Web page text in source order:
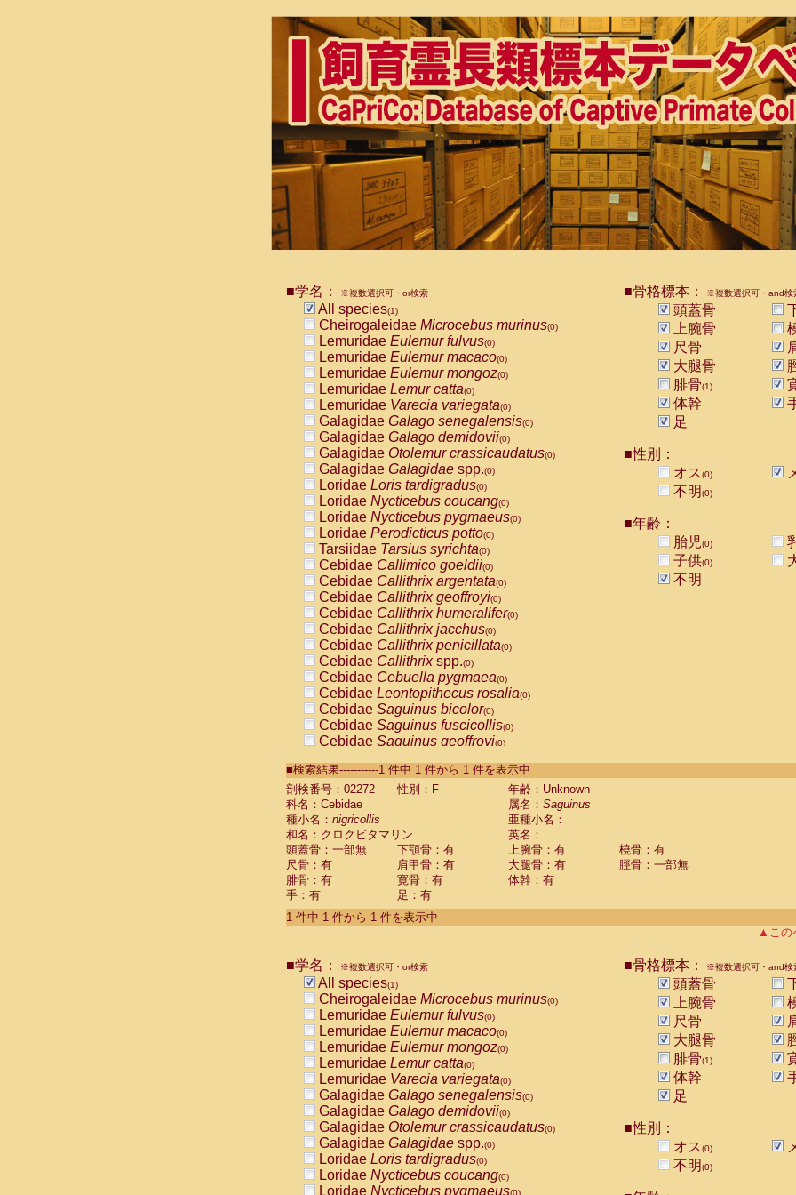
■学名： ※複数選択可・or検索
All species(1)
Cheirogaleidae Microcebus murinus(0)
Lemuridae Eulemur fulvus(0)
Lemuridae Eulemur macaco(0)
Lemuridae Eulemur mongoz(0)
Lemuridae Lemur catta(0)
Lemuridae Varecia variegata(0)
Galagidae Galago senegalensis(0)
Galagidae Galago demidovii(0)
Galagidae Otolemur crassicaudatus(0)
Galagidae Galagidae spp.(0)
Loridae Loris tardigradus(0)
Loridae Nycticebus coucang(0)
Loridae Nycticebus pygmaeus(0)
Loridae Perodicticus potto(0)
Tarsiidae Tarsius syrichta(0)
Cebidae Callimico goeldii(0)
Cebidae Callithrix argentata(0)
Cebidae Callithrix geoffroyi(0)
Cebidae Callithrix humeralifer(0)
Cebidae Callithrix jacchus(0)
Cebidae Callithrix penicillata(0)
Cebidae Callithrixspp.(0)
Cebidae Cebuella pygmaea(0)
Cebidae Leontopithecus rosalia(0)
Cebidae Saguinus bicolor(0)
Cebidae Saguinus fuscicollis(0)
Cebidae Saguinus geoffroyi(0)
CebidaeSaguinus labiatus(0)
Cebidae Saguinus leucopus (0)
Cebidae
CebidaeSaguinus mystax
CebidaeSaguinus nigricollis (1)
Cebidae Saguinus oedipus
Cebidae Saguinus weddelli
Cebidae Saguinusspp.
Cebidae Aotus trivirgatus
Cebidae Cebus albifrons
CebidaeCebus nigrivittatus
CebidaeCebus
CebidaeSaimiri boliviensis(0)
CebidaeSaimiri sciureus(0)
AtelidaeAlouatta caraya(0)
AtelidaeAlouatta fusca(0)
AtelidaeAlouatta seniculus
AtelidaeAlouattaspp.(0)
AtelidaeAteles belzebuth(0)
AtelidaeAteles geoffroyi(0)
AtelidaeAteles paniscus(0)
AtelidaeAtelesspp.(0)
Atelidae Lagothrix lagothricha
AtelidaeLagothrix lagothricha cana
PitheciidaeCacajao calvus rubicundus
■骨格標本： ※複数選択可・and検
頭蓋骨
上腕骨
尺骨
大腿骨
腓骨(1)
体幹
足
■性別：
オス(0)
不明(0)
■年齢：
胎児(0)
子供(0)
不明
■検索結果-----------1 件中 1 件から 1 件を表示中
剖検番号：02272
性別：F
年齢：Unknown
科名：Cebidae
属名： Saguinus
種小名： nigricollis
亜種小名：
和名：クロクビタマリン
英名：
頭蓋骨：一部無
下顎骨：有 上腕骨：有
橈骨：有
尺骨：有
肩甲骨：有 大腿骨：有
脛骨：一部無
腓骨：有
寛骨：有
体幹：有
手：有
足：有
1 件中 1 件から 1 件を表示中
▲この
■学名： ※複数選択可・or検索
All species(1)
Cheirogaleidae Microcebus murinus(0)
Lemuridae Eulemur fulvus(0)
Lemuridae Eulemur macaco(0)
Lemuridae Eulemur mongoz(0)
Lemuridae Lemur catta(0)
Lemuridae Varecia variegata(0)
Galagidae Galago senegalensis(0)
Galagidae Galago demidovii(0)
Galagidae Otolemur crassicaudatus(0)
Galagidae Galagidae spp.(0)
Loridae Loris tardigradus(0)
Loridae Nycticebus coucang(0)
Loridae Nycticebus pygmaeus(0)
■骨格標本： ※複数選択可・and検
頭蓋骨
上腕骨
尺骨
大腿骨
腓骨(1)
体幹
足
■性別：
オス(0)
不明(0)